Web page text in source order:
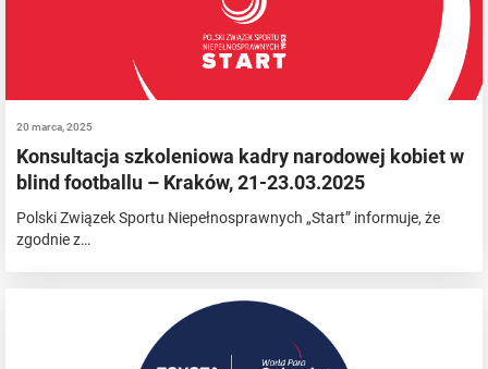
20 marca, 2025
Konsultacja szkoleniowa kadry narodowej kobiet w
blind footballu – Kraków, 21-23.03.2025
Polski Związek Sportu Niepełnosprawnych „Start” informuje, że
zgodnie z…